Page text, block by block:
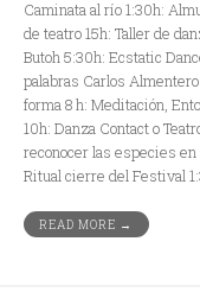
Caminata al río 1:30h:
de teatro 15h: Taller de
Butoh 5:30h: Ecstatic
palabras Carlos
forma 8 h: Meditación,
10h: Danza Contact o
reconocer las especies
Ritual cierre del Festival
READ MORE →